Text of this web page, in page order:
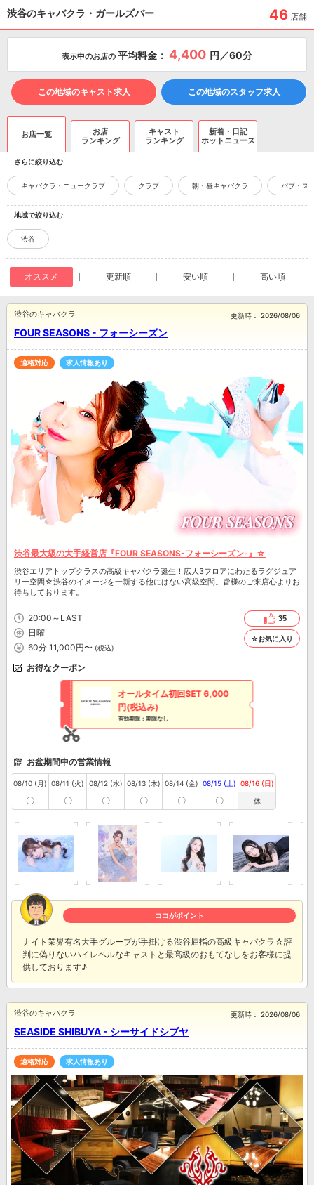
渋谷のキャバクラ・ガールズバー 46 店舗
表示中のお店の 平均料金： 4,400 円／60分
この地域のキャスト求人 この地域のスタッフ求人
お店一覧
お店
ランキング
キャスト
ランキング
新着・日記
ホットニュース
さらに絞り込む
キャバクラ・ニュークラブ クラブ 朝・昼キャバクラ パブ・ス
地域で絞り込む
渋谷
オススメ 更新順 安い順 高い順
FOUR SEASONS - フォーシーズン
渋谷のキャバクラ 更新時： 2026/08/06
適格対応 求人情報あり
渋谷最大級の大手経営店『FOUR SEASONS-フォーシーズン-』☆
渋谷エリアトップクラスの高級キャバクラ誕生！広大3フロアにわたるラグジュア
リー空間☆渋谷のイメージを一新する他にはない高級空間。皆様のご来店心よりお
待ちしております。
20:00～LAST
日曜
60分 11,000円〜 (税込)
35
☆お気に入り
お得なクーポン
オールタイム初回SET 6,000
円(税込み)
有効期限：期限なし
お盆期間中の営業情報
08/10 (月)
〇
08/11 (火)
〇
08/12 (水)
〇
08/13 (木)
〇
08/14 (金)
〇
08/15 (土)
〇
08/16 (日)
休
ココがポイント
ナイト業界有名大手グループが手掛ける渋谷屈指の高級キャバクラ☆評
判に偽りないハイレベルなキャストと最高級のおもてなしをお客様に提
供しております♪
SEASIDE SHIBUYA - シーサイドシブヤ
渋谷のキャバクラ 更新時： 2026/08/06
適格対応 求人情報あり